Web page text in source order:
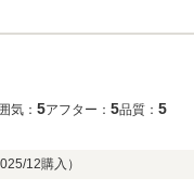
気： 5アフター： 5品質： 5
12購入）